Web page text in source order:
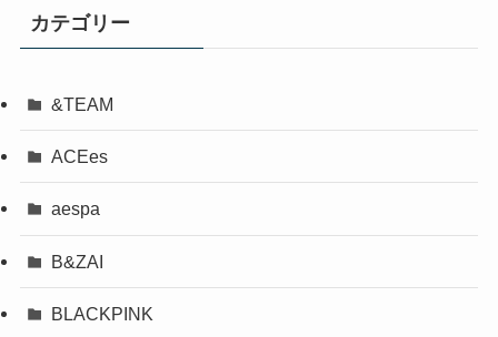
カテゴリー
&TEAM
ACEes
aespa
B&ZAI
BLACKPINK